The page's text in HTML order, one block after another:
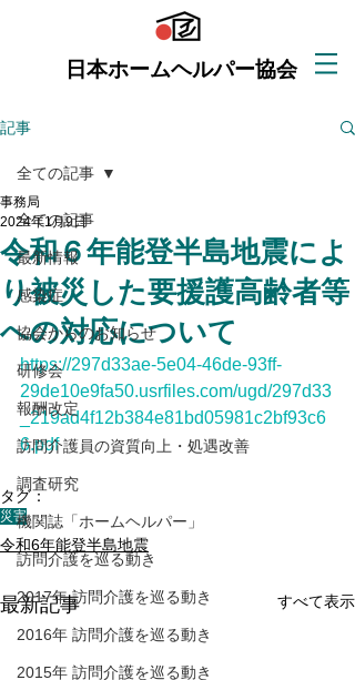
日本ホームヘルパー協会
記事
全ての記事
最新情報
感染症
協会からのお知らせ
研修会
報酬改定
訪問介護員の資質向上・処遇改善
調査研究
機関誌「ホームヘルパー」
訪問介護を巡る動き
2017年 訪問介護を巡る動き
2016年 訪問介護を巡る動き
2015年 訪問介護を巡る動き
全ての記事
令和６年能登半島地震によ
り被災した要援護高齢者等
への対応について
事務局
2024年1月9日
https://297d33ae-5e04-46de-93ff-
29de10e9fa50.usrfiles.com/ugd/297d33
_219ad4f12b384e81bd05981c2bf93c6
6.pdf
タグ：
災害
令和6年能登半島地震
最新記事 すべて表示